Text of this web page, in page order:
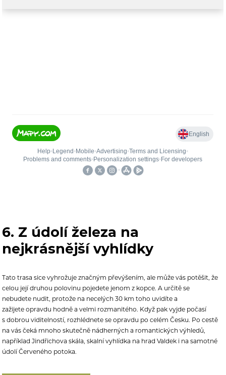
6. Z údolí železa na
nejkrásnější vyhlídky
Tato trasa sice vyhrožuje značným převýšením, ale může vás potěšit, že
celou její druhou polovinu pojedete jenom z kopce. A určitě se
nebudete nudit, protože na necelých 30 km toho uvidíte a
zažijete opravdu hodně a velmi rozmanitého. Když pak vyjde počasí
s dobrou viditelností, rozhlédnete se opravdu po celém Česku. Po cestě
na vás čeká mnoho skutečně nádherných a romantických výhledů,
například Jindřichova skála, skalní vyhlídka na hrad Valdek i na samotné
údolí Červeného potoka.